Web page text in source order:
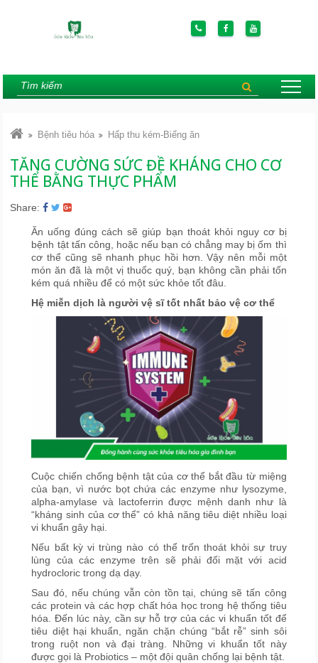
Bệnh tiêu hóa Hấp thu kém-Biếng ăn
TĂNG CƯỜNG SỨC ĐỀ KHÁNG CHO CƠ
THỂ BẰNG THỰC PHẨM
Share:
Ăn uống đúng cách sẽ giúp bạn thoát khỏi nguy cơ bị
bệnh tật tấn công, hoặc nếu bạn có chẳng may bị ốm thì
cơ thể cũng sẽ nhanh phục hồi hơn. Vậy nên mỗi một
món ăn đã là một vị thuốc quý, bạn không cần phải tốn
kém quá nhiều để có một sức khỏe tốt đâu.
Hệ miễn dịch là người vệ sĩ tốt nhất bảo vệ cơ thể
Cuộc chiến chống bệnh tật của cơ thể bắt đầu từ miệng
của bạn, vì nước bọt chứa các enzyme như lysozyme,
alpha-amylase và lactoferrin được mệnh danh như là
“kháng sinh của cơ thể” có khả năng tiêu diệt nhiều loại
vi khuẩn gây hại.
Nếu bất kỳ vi trùng nào có thể trốn thoát khỏi sự truy
lùng của các enzyme trên sẽ phải đối mặt với acid
hydrocloric trong dạ dạy.
Sau đó, nếu chúng vẫn còn tồn tại, chúng sẽ tấn công
các protein và các hợp chất hóa học trong hệ thống tiêu
hóa. Đến lúc này, cần sự hỗ trợ của các vi khuẩn tốt để
tiêu diệt hại khuẩn, ngăn chặn chúng “bắt rễ” sinh sôi
trong ruột non và đại tràng. Những vi khuẩn tốt này
được gọi là Probiotics – một đội quân chống lại bệnh tật.